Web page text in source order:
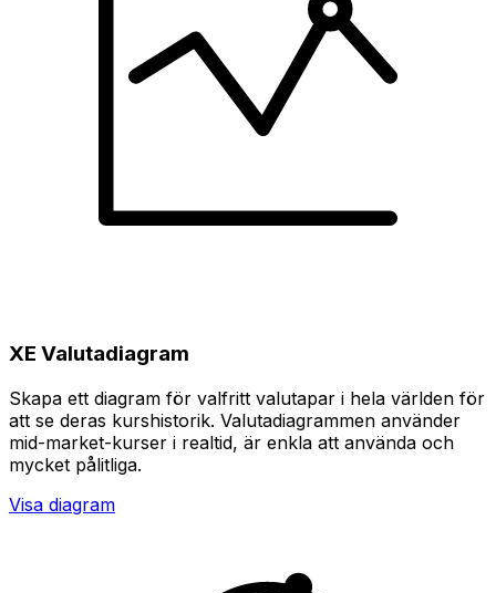
XE Valutadiagram
Skapa ett diagram för valfritt valutapar i hela världen för
att se deras kurshistorik. Valutadiagrammen använder
mid-market-kurser i realtid, är enkla att använda och
mycket pålitliga.
Visa diagram